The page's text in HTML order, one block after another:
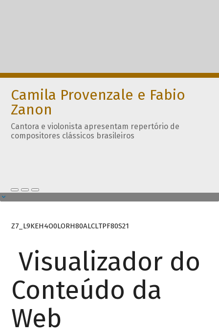
Camila Provenzale e Fabio
Zanon
Cantora e violonista apresentam repertório de
compositores clássicos brasileiros
Z7_L9KEH4O0LORH80ALCLTPF80S21
Visualizador do
Conteúdo da
Web